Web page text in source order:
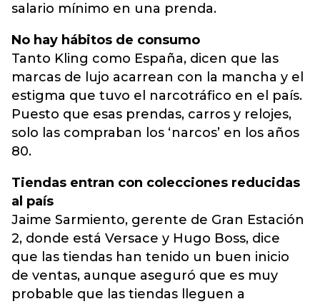
salario mínimo en una prenda.
No hay hábitos de consumo
Tanto Kling como España, dicen que las
marcas de lujo acarrean con la mancha y el
estigma que tuvo el narcotráfico en el país.
Puesto que esas prendas, carros y relojes,
solo las compraban los ‘narcos’ en los años
80.
Tiendas entran con colecciones reducidas
al país
Jaime Sarmiento, gerente de Gran Estación
2, donde está Versace y Hugo Boss, dice
que las tiendas han tenido un buen inicio
de ventas, aunque aseguró que es muy
probable que las tiendas lleguen a